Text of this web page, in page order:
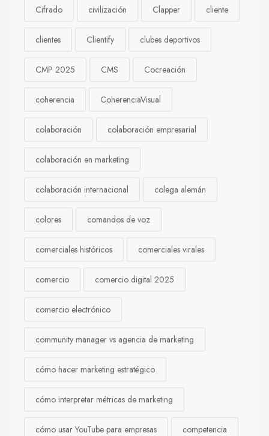
Cifrado civilización Clapper cliente
clientes Clientify clubes deportivos
CMP 2025 CMS Cocreación
coherencia CoherenciaVisual
colaboración colaboración empresarial
colaboración en marketing
colaboración internacional colega alemán
colores comandos de voz
comerciales históricos comerciales virales
comercio comercio digital 2025
comercio electrónico
community manager vs agencia de marketing
cómo hacer marketing estratégico
cómo interpretar métricas de marketing
cómo usar YouTube para empresas competencia